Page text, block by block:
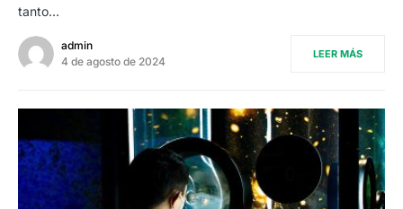
tanto…
admin
4 de agosto de 2024
LEER MÁS